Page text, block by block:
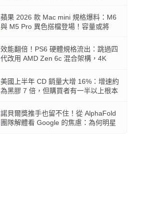
蘋果 2026 款 Mac mini 規格爆料：M6
與 M5 Pro 異色搭檔登場！容量或將
效能翻倍！PS6 硬體規格流出：跳過四
代改用 AMD Zen 6c 混合架構，4K
美國上半年 CD 銷量大增 16%：增速約
為黑膠 7 倍，但購買者有一半以上根本
諾貝爾獎推手也留不住！從 AlphaFold
團隊解體看 Google 的焦慮：為何明星